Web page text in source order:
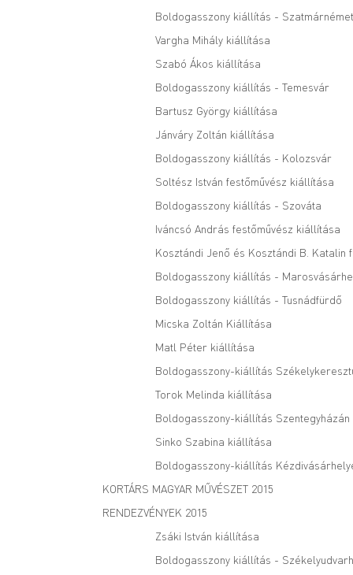
Boldogasszony kiállítás -
Vargha Mihály kiállítása
Szabó Ákos kiállítása
Boldogasszony kiállítás - Temesvár
Bartusz György kiállítása
Jánváry Zoltán kiállítása
Boldogasszony kiállítás - Kolozsvár
Soltész István festőművész kiállítása
Boldogasszony kiállítás - Szováta
Iváncsó András festőművész kiállítása
Kosztándi Jenő és Kosztándi B. Katalin
Boldogasszony kiállítás -
Boldogasszony kiállítás - Tusnádfürdő
Micska Zoltán Kiállítása
Matl Péter kiállítása
Boldogasszony-kiállítás
Torok Melinda kiállítása
Boldogasszony-kiállítás Szentegyházán
Sinko Szabina kiállítása
Boldogasszony-kiállítás
KORTÁRS MAGYAR MŰVÉSZET 2015
RENDEZVÉNYEK 2015
Zsáki István kiállítása
Boldogasszony kiállítás -